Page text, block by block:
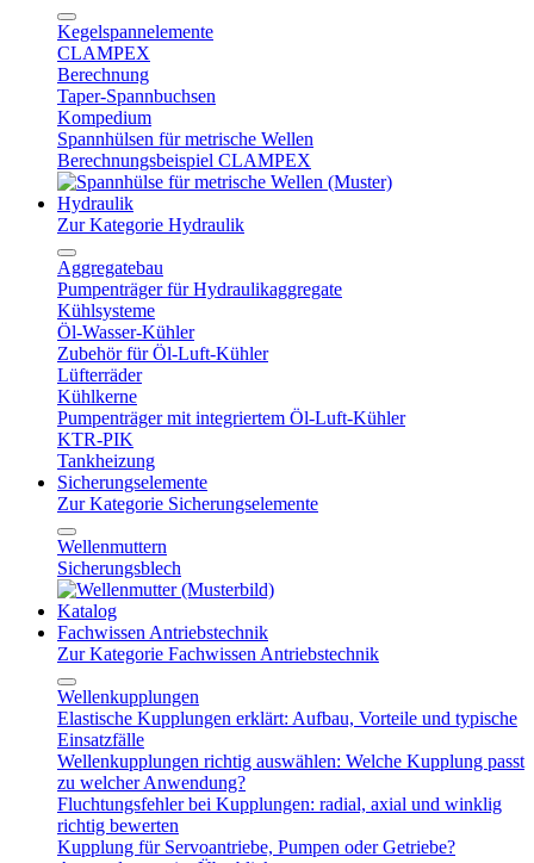
Kegelspannelemente
CLAMPEX
Berechnung
Taper-Spannbuchsen
Kompedium
Spannhülsen für metrische Wellen
Berechnungsbeispiel CLAMPEX
Hydraulik
Zur Kategorie Hydraulik
Aggregatebau
Pumpenträger für Hydraulikaggregate
Kühlsysteme
Öl-Wasser-Kühler
Zubehör für Öl-Luft-Kühler
Lüfterräder
Kühlkerne
Pumpenträger mit integriertem Öl-Luft-Kühler
KTR-PIK
Tankheizung
Sicherungselemente
Zur Kategorie Sicherungselemente
Wellenmuttern
Sicherungsblech
Katalog
Fachwissen Antriebstechnik
Zur Kategorie Fachwissen Antriebstechnik
Wellenkupplungen
Elastische Kupplungen erklärt: Aufbau, Vorteile und typische
Einsatzfälle
Wellenkupplungen richtig auswählen: Welche Kupplung passt
zu welcher Anwendung?
Fluchtungsfehler bei Kupplungen: radial, axial und winklig
richtig bewerten
Kupplung für Servoantriebe, Pumpen oder Getriebe?